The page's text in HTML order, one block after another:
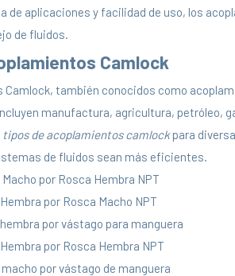
de aplicaciones y facilidad de uso, los
de fluidos.
Camlock
Camlock, también conocidos como
manufactura, agricultura, petróleo,
tipos de acoplamientos camlockpara
de fluidos sean más eficientes.
por Rosca Hembra NPT
por Rosca Macho NPT
por vástago para manguera
por Rosca Hembra NPT
por vástago de manguera